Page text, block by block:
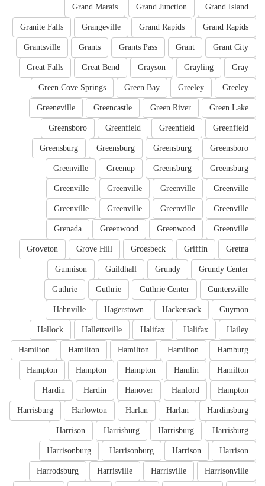
Grand Island
Grand Junction
Grand Marais
Grand Rapids
Grand Rapids
Grangeville
Granite Falls
Grant City
Grant
Grants Pass
Grants
Grantsville
Gray
Grayling
Grayson
Great Bend
Great Falls
Greeley
Greeley
Green Bay
Green Cove Springs
Green Lake
Green River
Greencastle
Greeneville
Greenfield
Greenfield
Greenfield
Greensboro
Greensboro
Greensburg
Greensburg
Greensburg
Greensburg
Greensburg
Greenup
Greenville
Greenville
Greenville
Greenville
Greenville
Greenville
Greenville
Greenville
Greenville
Greenville
Greenwood
Greenwood
Grenada
Gretna
Griffin
Groesbeck
Grove Hill
Groveton
Grundy Center
Grundy
Guildhall
Gunnison
Guntersville
Guthrie Center
Guthrie
Guthrie
Guymon
Hackensack
Hagerstown
Hahnville
Hailey
Halifax
Halifax
Hallettsville
Hallock
Hamburg
Hamilton
Hamilton
Hamilton
Hamilton
Hamilton
Hamlin
Hampton
Hampton
Hampton
Hampton
Hanford
Hanover
Hardin
Hardin
Hardinsburg
Harlan
Harlan
Harlowton
Harrisburg
Harrisburg
Harrisburg
Harrisburg
Harrison
Harrison
Harrison
Harrisonburg
Harrisonburg
Harrisonville
Harrisville
Harrisville
Harrodsburg